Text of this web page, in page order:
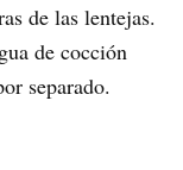
de las lentejas.
de cocción
separado.